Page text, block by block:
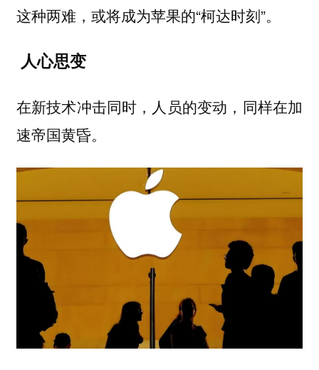
这种两难，或将成为苹果的“柯达时刻”。
人心思变
在新技术冲击同时，人员的变动，同样在加
速帝国黄昏。